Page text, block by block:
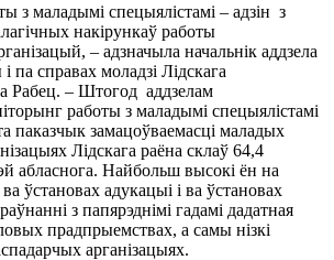
з маладымі спецыялістамі – адзін з
накірункаў работы
– адзначыла начальнік аддзела
па справах моладзі Лідскага
Рабец. – Штогод аддзелам
работы з маладымі спецыялістамі
паказчык замацоўваемасці маладых
Лідскага раёна склаў 64,4
абласнога. Найбольш высокі ён на
ўстановах адукацыі і ва ўстановах
з папярэднімі гадамі дадатная
прадпрыемствах, а самы нізкі
арганізацыях.